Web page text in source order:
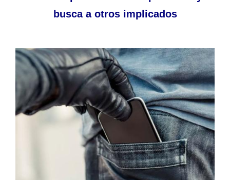
busca a otros implicados